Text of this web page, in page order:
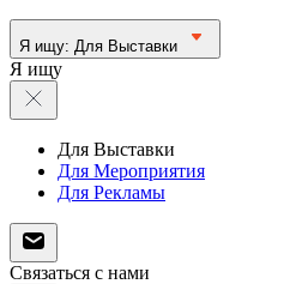
Я ищу: Для Выставки
Я ищу
Для Выставки
Для Мероприятия
Для Рекламы
Связаться с нами